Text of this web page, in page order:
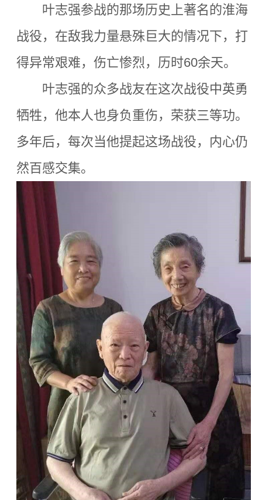
叶志强参战的那场历史上著名的淮海
战役，在敌我力量悬殊巨大的情况下，打
得异常艰难，伤亡惨烈，历时60余天。
叶志强的众多战友在这次战役中英勇
牺牲，他本人也身负重伤，荣获三等功。
多年后，每次当他提起这场战役，内心仍
然百感交集。